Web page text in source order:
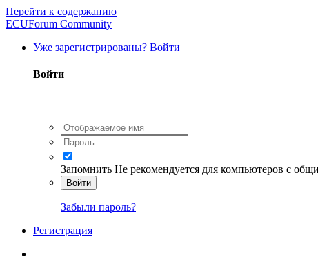
Перейти к содержанию
ECUForum Community
Уже зарегистрированы? Войти
Войти
Запомнить Не рекомендуется для компьютеров с
Войти
Забыли пароль?
Регистрация